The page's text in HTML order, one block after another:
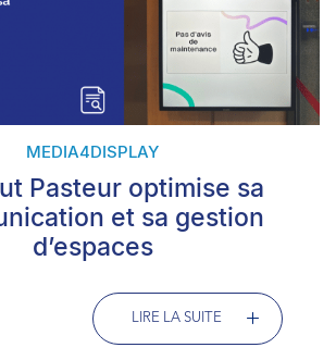
MEDIA4DISPLAY
Pasteur optimise sa
et sa gestion
d’espaces
LIRE LA SUITE